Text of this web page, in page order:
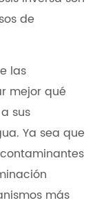
de
las
mejor qué
sus
Ya sea que
más